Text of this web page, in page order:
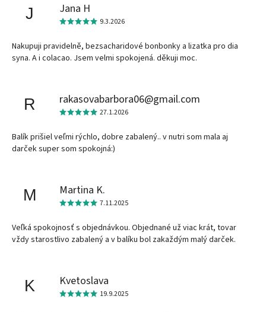
J Jana H
9.3.2026
Nakupuji pravidelně, bezsacharidové bonbonky a lizatka pro dia
syna. A i colacao. Jsem velmi spokojená. děkuji moc.
R rakasovabarbora06@gmail.com
27.1.2026
Balík prišiel veľmi rýchlo, dobre zabalený.. v nutri som mala aj
darček super som spokojná:)
M Martina K.
7.11.2025
Veľká spokojnosť s objednávkou. Objednané už viac krát, tovar
vždy starostlivo zabalený a v balíku bol zakaždým malý darček.
K Kvetoslava
19.9.2025